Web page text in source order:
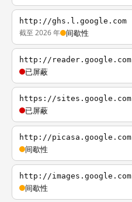
http://ghs.l.google.com
截至 2026 年 间歇性
http://reader.google.com
已屏蔽
https://sites.google.com
已屏蔽
http://picasa.google.com
间歇性
http://images.google.com
间歇性